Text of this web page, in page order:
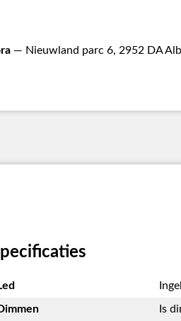
— Nieuwland parc 6, 2952 DA
Is